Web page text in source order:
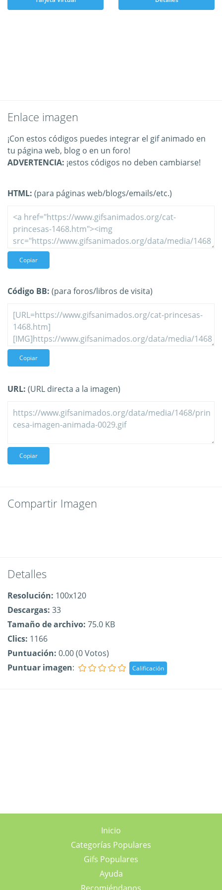
Enlace imagen
¡Con estos códigos puedes integrar el gif animado en
tu página web, blog o en un foro!
ADVERTENCIA: ¡estos códigos no deben cambiarse!
HTML: (para páginas web/blogs/emails/etc.)
Copiar
Código BB: (para foros/libros de visita)
Copiar
URL: (URL directa a la imagen)
Copiar
Compartir Imagen
Detalles
Resolución: 100x120
Descargas: 33
Tamaño de archivo: 75.0 KB
Clics: 1166
Puntuación: 0.00 (0 Votos)
Puntuar imagen:
Inicio
Categorías Populares
Gifs Populares
Ayuda